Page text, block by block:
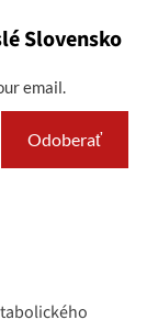
Slovensko
email.
Odoberať